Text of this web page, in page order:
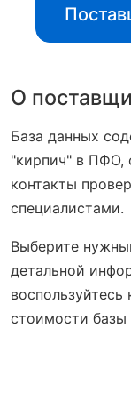
О
База данных
"кирпич" в ПФО,
контакты
специалистами.
Выберите
детальной
воспользуйтесь
стоимости базы